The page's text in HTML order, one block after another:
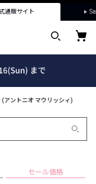
通販サイト
アントニオ マウリッシィ)
セール価格